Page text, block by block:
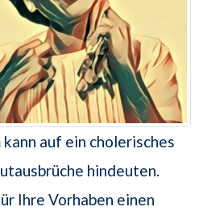
auf ein cholerisches
hindeuten.
Ihre Vorhaben einen